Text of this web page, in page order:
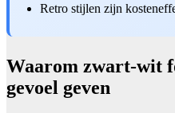
Retro stijlen zijn
Waarom zwart-wit
gevoel geven